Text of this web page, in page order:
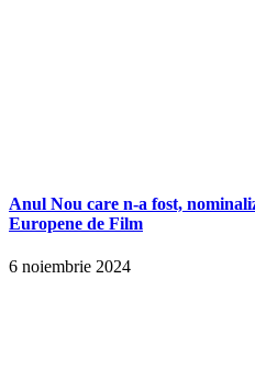
Anul Nou care n-a fost,
Europene de Film
6 noiembrie 2024